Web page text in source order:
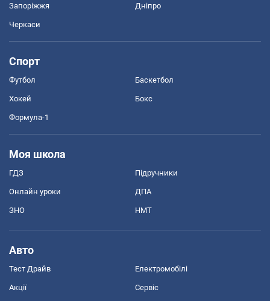
Запоріжжя Дніпро
Черкаси
Спорт
Футбол Баскетбол
Хокей Бокс
Формула-1
Моя школа
ГДЗ Підручники
Онлайн уроки ДПА
ЗНО НМТ
Авто
Тест Драйв Електромобілі
Акції Сервіс